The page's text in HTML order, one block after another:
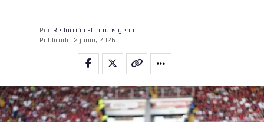
Por Redacción El intransigente
Publicado 2 junio, 2026